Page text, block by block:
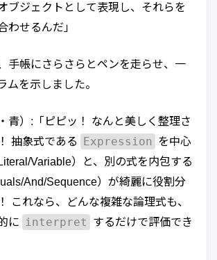
ブジェクトとして表現し、それらを
わせるんだ」
手帳にさらさらとペンを走らせ、一
ムを示しました。
青）:「ピピッ！ なんと美しく整理さ
抽象式である
Expression
を中心
Variable）と、別の式を内包する
And/Sequence）が綺麗に役割分
これなら、どんな複雑な論理式も、
に
interpret
するだけで評価でき